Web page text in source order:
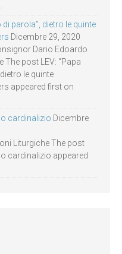
parola”, dietro le quinte
Dicembre 29, 2020
Dario Edoardo
post LEV: “Papa
le quinte
appeared first on
cardinalizio Dicembre
Liturgiche The post
cardinalizio appeared